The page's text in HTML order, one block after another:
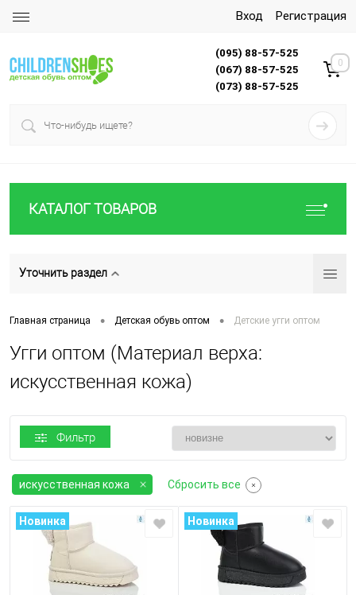
Вход Регистрация
(095) 88-57-525
(067) 88-57-525
(073) 88-57-525
0
КАТАЛОГ ТОВАРОВ
Уточнить раздел
Главная страница • Детская обувь оптом • Детские угги оптом
Угги оптом (Материал верха:
искусственная кожа)
Фильтр
искусственная кожа Сбросить все
Новинка Новинка